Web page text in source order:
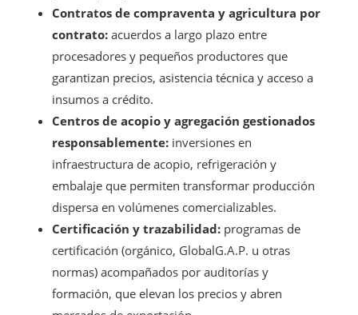
Contratos de compraventa y agricultura por
contrato: acuerdos a largo plazo entre
procesadores y pequeños productores que
garantizan precios, asistencia técnica y acceso a
insumos a crédito.
Centros de acopio y agregación gestionados
responsablemente: inversiones en
infraestructura de acopio, refrigeración y
embalaje que permiten transformar producción
dispersa en volúmenes comercializables.
Certificación y trazabilidad: programas de
certificación (orgánico, GlobalG.A.P. u otras
normas) acompañados por auditorías y
formación, que elevan los precios y abren